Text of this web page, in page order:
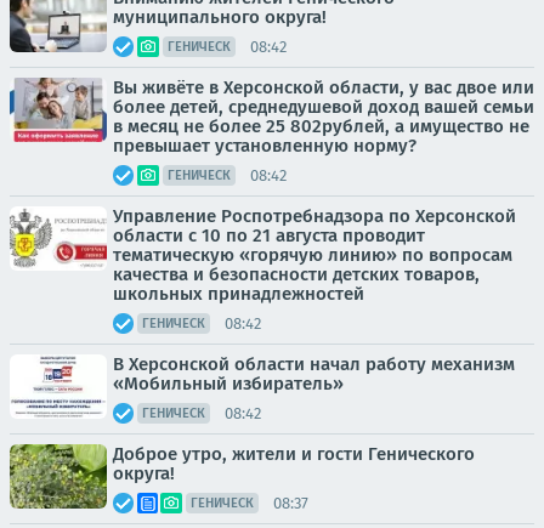
муниципального округа!
ГЕНИЧЕСК 08:42
Вы живёте в Херсонской области, у вас двое или
более детей, среднедушевой доход вашей семьи
в месяц не более 25 802рублей, а имущество не
превышает установленную норму?
ГЕНИЧЕСК 08:42
Управление Роспотребнадзора по Херсонской
области с 10 по 21 августа проводит
тематическую «горячую линию» по вопросам
качества и безопасности детских товаров,
школьных принадлежностей
ГЕНИЧЕСК 08:42
В Херсонской области начал работу механизм
«Мобильный избиратель»
ГЕНИЧЕСК 08:42
Доброе утро, жители и гости Генического
округа!
ГЕНИЧЕСК 08:37